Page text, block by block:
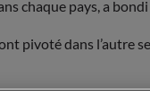
chaque pays, a
dans l’autre
Unis, dont